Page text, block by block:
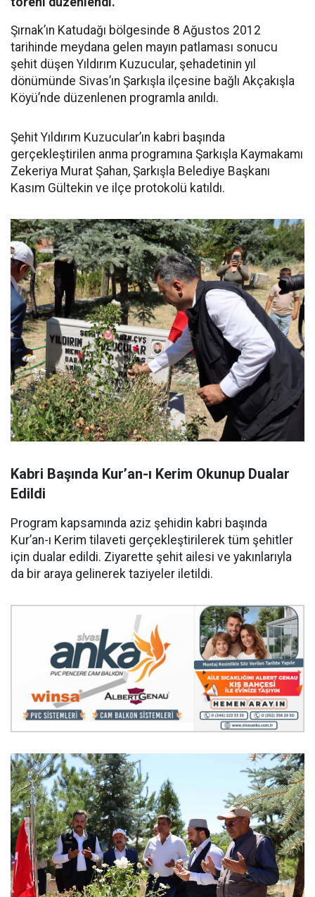
Şırnak’ın Katudağı bölgesinde 8 Ağustos 2012
tarihinde meydana gelen mayın patlaması sonucu
şehit düşen Yıldırım Kuzucular, şehadetinin yıl
dönümünde Sivas’ın Şarkışla ilçesine bağlı Akçakışla
Köyü’nde düzenlenen programla anıldı.
Şehit Yıldırım Kuzucular’ın kabri başında
gerçekleştirilen anma programına Şarkışla Kaymakamı
Zekeriya Murat Şahan, Şarkışla Belediye Başkanı
Kasım Gültekin ve ilçe protokolü katıldı.
Kabri Başında Kur’an-ı Kerim Okunup Dualar
Edildi
Program kapsamında aziz şehidin kabri başında
Kur’an-ı Kerim tilaveti gerçekleştirilerek tüm şehitler
için dualar edildi. Ziyarette şehit ailesi ve yakınlarıyla
da bir araya gelinerek taziyeler iletildi.